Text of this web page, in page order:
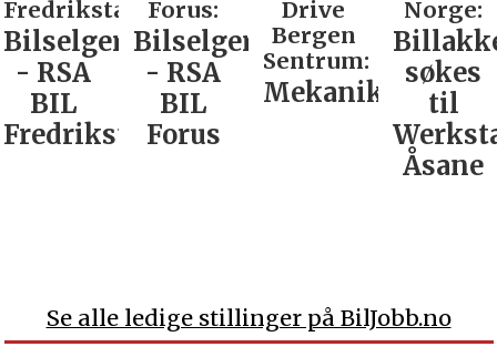
Fredrikstad:
Bilselger
- RSA
BIL
Fredrikstad
Forus:
Bilselger
- RSA
BIL
Forus
Drive
Bergen
Sentrum:
Mekaniker
Norge:
søkes
til
Åsane
Se alle ledige stillinger på BilJobb.no